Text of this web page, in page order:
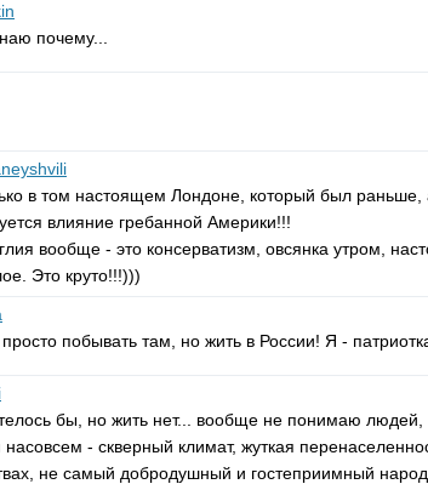
почему...
в том настоящем Лондоне, который был раньше,
влияние гребанной Америки!!!
вообще - это консерватизм, овсянка утром,
Это круто!!!)))
побывать там, но жить в России! Я -
бы, но жить нет... вообще не понимаю людей,
насовсем - скверный климат, жуткая
не самый добродушный и гостеприимный